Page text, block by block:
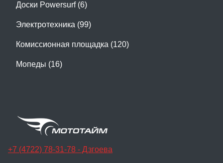
Доски Powersurf (6)
Электротехника (99)
Комиссионная площадка (120)
Мопеды (16)
+7 (4722) 78-31-78 - Дзгоева